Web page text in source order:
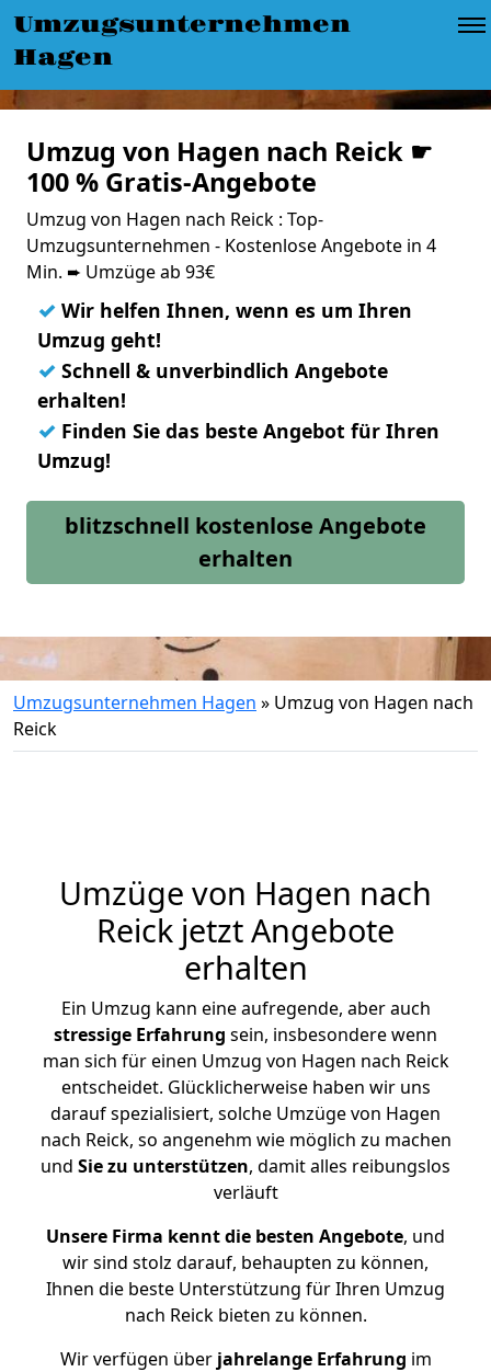
Umzugsunternehmen
Hagen
Umzug von Hagen nach Reick ☛
100 % Gratis-Angebote
Umzug von Hagen nach Reick : Top-
Umzugsunternehmen - Kostenlose Angebote in 4
Min. ➨ Umzüge ab 93€
✓ Wir helfen Ihnen, wenn es um Ihren
Umzug geht!
✓ Schnell & unverbindlich Angebote
erhalten!
✓ Finden Sie das beste Angebot für Ihren
Umzug!
blitzschnell kostenlose Angebote
erhalten
Umzugsunternehmen Hagen » Umzug von Hagen nach
Reick
Umzüge von Hagen nach
Reick jetzt Angebote
erhalten
Ein Umzug kann eine aufregende, aber auch
stressige Erfahrung sein, insbesondere wenn
man sich für einen Umzug von Hagen nach Reick
entscheidet. Glücklicherweise haben wir uns
darauf spezialisiert, solche Umzüge von Hagen
nach Reick, so angenehm wie möglich zu machen
und Sie zu unterstützen, damit alles reibungslos
verläuft
Unsere Firma kennt die besten Angebote, und
wir sind stolz darauf, behaupten zu können,
Ihnen die beste Unterstützung für Ihren Umzug
nach Reick bieten zu können.
Wir verfügen überjahrelange Erfahrung im